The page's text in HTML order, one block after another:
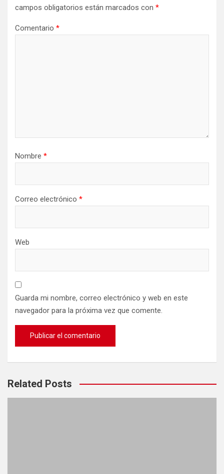
campos obligatorios están marcados con *
Comentario *
Nombre *
Correo electrónico *
Web
Guarda mi nombre, correo electrónico y web en este
navegador para la próxima vez que comente.
Related Posts